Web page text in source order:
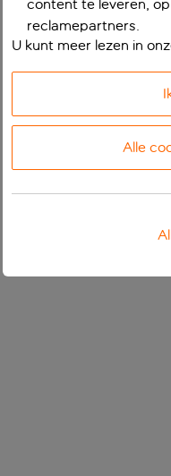
content te leveren,
reclamepartners.
U kunt meer lezen in
Alle